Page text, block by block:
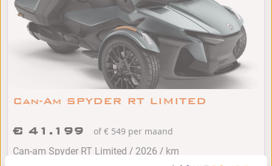
Can-Am SPYDER RT LIMITED
€ 41.199
of € 549 per maand
Can-am Spyder RT Limited / 2026 / km